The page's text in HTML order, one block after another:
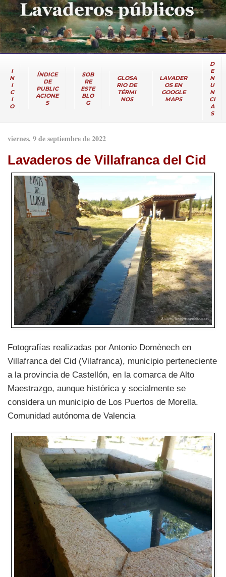
I
N
I
C
I
O
ÍNDICE
DE
PUBLIC
ACIONE
S
SOB
RE
ESTE
BLO
G
GLOSA
RIO DE
TÉRMI
NOS
LAVADER
OS EN
GOOGLE
MAPS
D
E
N
U
N
CI
A
S
viernes, 9 de septiembre de 2022
Lavaderos de Villafranca del Cid
Fotografías realizadas por Antonio Domènech en
Villafranca del Cid (Vilafranca), municipio perteneciente
a la provincia de Castellón, en la comarca de Alto
Maestrazgo, aunque histórica y socialmente se
considera un municipio de Los Puertos de Morella.
Comunidad autónoma de Valencia